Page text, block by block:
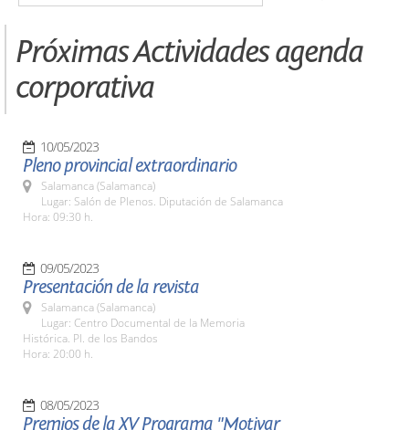
Próximas Actividades agenda
corporativa
10/05/2023
Pleno provincial extraordinario
Salamanca (Salamanca)
Lugar: Salón de Plenos. Diputación de Salamanca
Hora: 09:30 h.
09/05/2023
Presentación de la revista
Salamanca (Salamanca)
Lugar: Centro Documental de la Memoria
Histórica. Pl. de los Bandos
Hora: 20:00 h.
08/05/2023
Premios de la XV Programa "Motivar